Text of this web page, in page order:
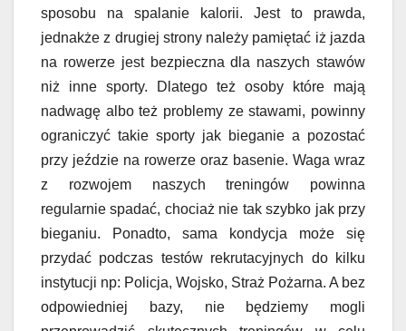
sposobu na spalanie kalorii. Jest to prawda,
jednakże z drugiej strony należy pamiętać iż jazda
na rowerze jest bezpieczna dla naszych stawów
niż inne sporty. Dlatego też osoby które mają
nadwagę albo też problemy ze stawami, powinny
ograniczyć takie sporty jak bieganie a pozostać
przy jeździe na rowerze oraz basenie. Waga wraz
z rozwojem naszych treningów powinna
regularnie spadać, chociaż nie tak szybko jak przy
bieganiu. Ponadto, sama kondycja może się
przydać podczas testów rekrutacyjnych do kilku
instytucji np: Policja, Wojsko, Straż Pożarna. A bez
odpowiedniej bazy, nie będziemy mogli